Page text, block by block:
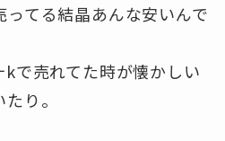
てる結晶あんな安いんで
で売れてた時が懐かしい
り。